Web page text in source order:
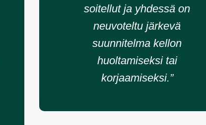
soitellut ja yhdessä on
neuvoteltu järkevä
suunnitelma kellon
huoltamiseksi tai
korjaamiseksi.”